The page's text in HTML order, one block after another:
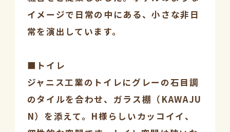
イメージで日常の中にある、小さな非日
常を演出しています。
■トイレ
ジャニス工業のトイレにグレーの石目調
のタイルを合わせ、ガラス棚（KAWAJU
N）を添えて。H様らしいカッコイイ、